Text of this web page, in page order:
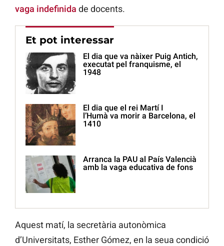
vaga indefinida de docents.
Et pot interessar
El dia que va nàixer Puig Antich,
executat pel franquisme, el
1948
El dia que el rei Martí I
l’Humà va morir a Barcelona, el
1410
Arranca la PAU al País Valencià
amb la vaga educativa de fons
Aquest matí, la secretària autonòmica
d’Universitats, Esther Gómez, en la seua condició